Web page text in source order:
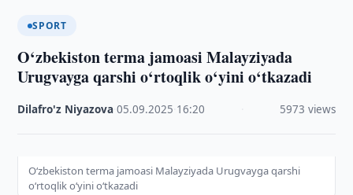
SPORT
O‘zbekiston terma jamoasi Malayziyada
Urugvayga qarshi o‘rtoqlik o‘yini o‘tkazadi
Dilafro'z Niyazova ·05.09.2025 16:20 5973 views
O‘zbekiston terma jamoasi Malayziyada Urugvayga qarshi
o‘rtoqlik o‘yini o‘tkazadi